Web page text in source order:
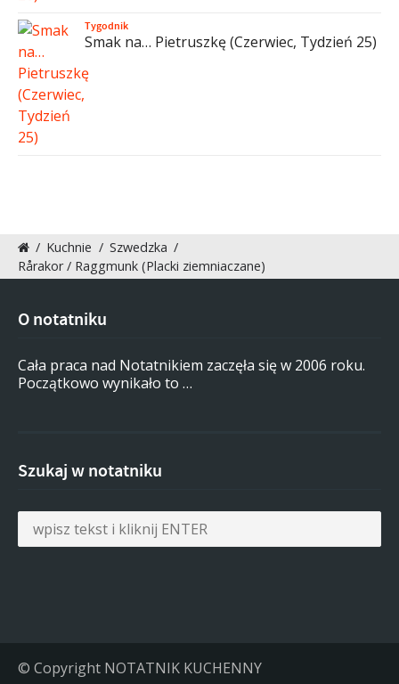
Tygodnik
Smak na… Pietruszkę (Czerwiec, Tydzień 25)
/ Kuchnie / Szwedzka /
Rårakor / Raggmunk (Placki ziemniaczane)
O notatniku
Cała praca nad Notatnikiem zaczęła się w 2006 roku.
Początkowo wynikało to …
Szukaj w notatniku
© Copyright NOTATNIK KUCHENNY